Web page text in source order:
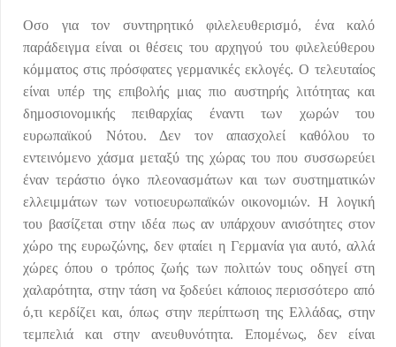
Οσο για τον συντηρητικό φιλελευθερισμό, ένα καλό
παράδειγμα είναι οι θέσεις του αρχηγού του φιλελεύθερου
κόμματος στις πρόσφατες γερμανικές εκλογές. Ο τελευταίος
είναι υπέρ της επιβολής μιας πιο αυστηρής λιτότητας και
δημοσιονομικής πειθαρχίας έναντι των χωρών του
ευρωπαϊκού Νότου. Δεν τον απασχολεί καθόλου το
εντεινόμενο χάσμα μεταξύ της χώρας του που συσσωρεύει
έναν τεράστιο όγκο πλεονασμάτων και των συστηματικών
ελλειμμάτων των νοτιοευρωπαϊκών οικονομιών. Η λογική
του βασίζεται στην ιδέα πως αν υπάρχουν ανισότητες στον
χώρο της ευρωζώνης, δεν φταίει η Γερμανία για αυτό, αλλά
χώρες όπου ο τρόπος ζωής των πολιτών τους οδηγεί στη
χαλαρότητα, στην τάση να ξοδεύει κάποιος περισσότερο από
ό,τι κερδίζει και, όπως στην περίπτωση της Ελλάδας, στην
τεμπελιά και στην ανευθυνότητα. Επομένως, δεν είναι